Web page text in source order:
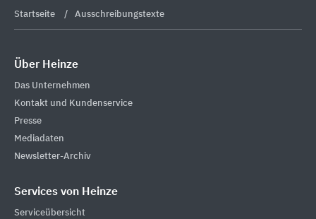
Startseite Ausschreibungstexte
Über Heinze
Das Unternehmen
Kontakt und Kundenservice
Presse
Mediadaten
Newsletter-Archiv
Services von Heinze
Serviceübersicht